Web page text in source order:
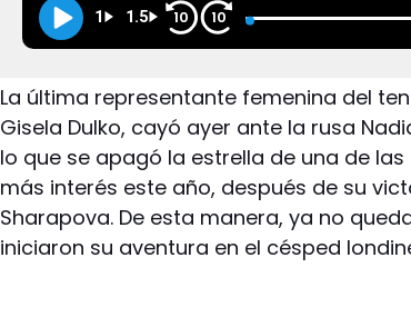
1 1.5 10 10
La última representante femenina del
Gisela Dulko, cayó ayer ante la rusa
lo que se apagó la estrella de una de
más interés este año, después de su
Sharapova. De esta manera, ya no
iniciaron su aventura en el césped